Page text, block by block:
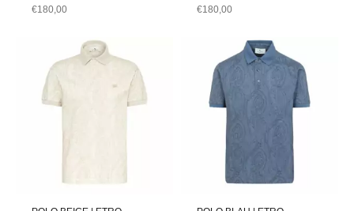
€180,00
€180,00